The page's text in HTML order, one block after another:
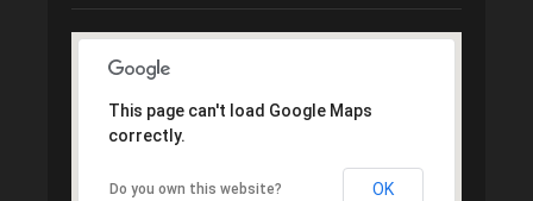
This page can't load Google Maps
correctly.
Do you own this website? OK